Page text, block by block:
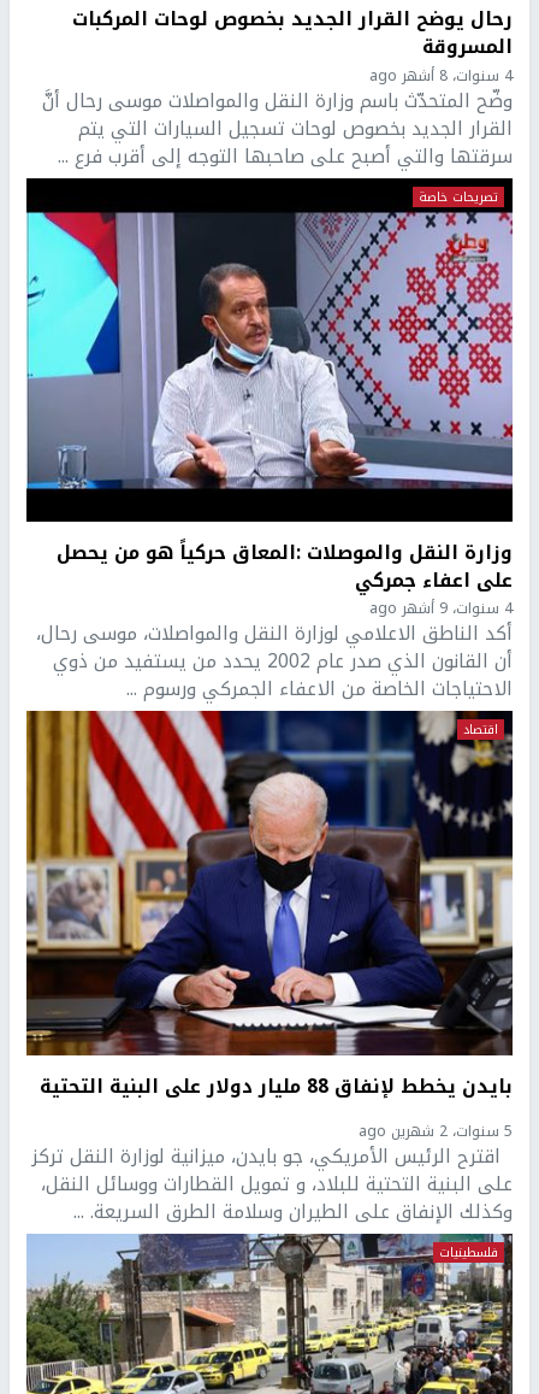
رحال يوضح القرار الجديد بخصوص لوحات المركبات
المسروقة
4 سنوات، 8 أشهر ago
وضّح المتحدّث باسم وزارة النقل والمواصلات موسى رحال أنَّ
القرار الجديد بخصوص لوحات تسجيل السيارات التي يتم
سرقتها والتي أصبح على صاحبها التوجه إلى أقرب فرع ...
تصريحات خاصة
وزارة النقل والموصلات :المعاق حركياً هو من يحصل
على اعفاء جمركي
4 سنوات، 9 أشهر ago
أكد الناطق الاعلامي لوزارة النقل والمواصلات، موسى رحال،
أن القانون الذي صدر عام 2002 يحدد من يستفيد من ذوي
الاحتياجات الخاصة من الاعفاء الجمركي ورسوم ...
اقتصاد
بايدن يخطط لإنفاق 88 مليار دولار على البنية التحتية
5 سنوات، 2 شهرين ago
اقترح الرئيس الأمريكي، جو بايدن، ميزانية لوزارة النقل تركز
على البنية التحتية للبلاد، و تمويل القطارات ووسائل النقل،
وكذلك الإنفاق على الطيران وسلامة الطرق السريعة. ...
فلسطينيات